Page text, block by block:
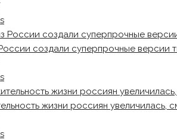
создали суперпрочные версии
жизни россиян увеличилась,